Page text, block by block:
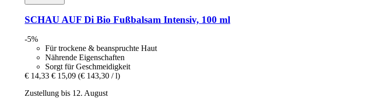
SCHAU AUF Di Bio Fußbalsam Intensiv, 100 ml
-5%
Für trockene & beanspruchte Haut
Nährende Eigenschaften
Sorgt für Geschmeidigkeit
€ 14,33 € 15,09 (€ 143,30 / l)
Zustellung bis 12. August